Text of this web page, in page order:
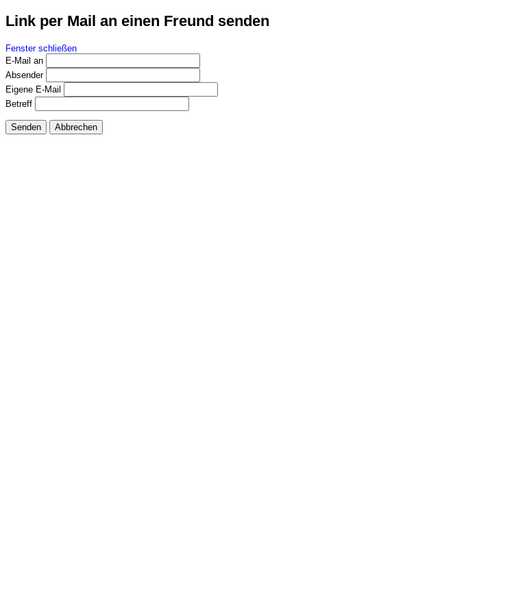
Link per Mail an einen Freund senden
Fenster schließen
E-Mail an
Absender
Eigene E-Mail
Betreff
Senden Abbrechen